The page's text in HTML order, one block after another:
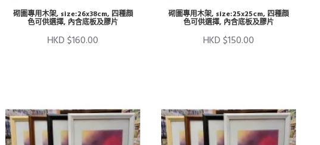
砌圖專用木架, size:26x38cm, 四種顔
色可供選擇, 內含底板及膠片
HKD $160.00
砌圖專用木架, size:25x25cm, 四種顔
色可供選擇, 內含底板及膠片
HKD $150.00